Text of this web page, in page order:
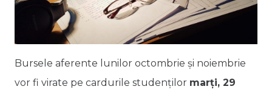
Bursele aferente lunilor octombrie și noiembrie
vor fi virate pe cardurile studenților marți, 29